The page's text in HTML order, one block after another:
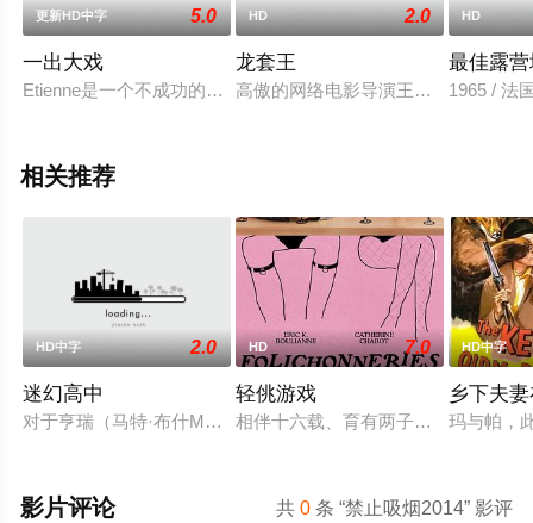
更新HD中字 5.0
一出大戏
Etienne是一个不成功的话剧导演，他在监狱组建了一支戏剧表
HD 2.0
龙套王
高傲的网络电影导演王乐为了赚钱不
HD
最佳露
1965 / 法
相关推荐
HD中字 2.0
迷幻高中
对于亨瑞（马特·布什MattBush饰）来说，生活可谓一帆风顺，
HD 7.0
轻佻游戏
相伴十六载、育有两子的弗朗索瓦
HD中字
乡下夫
玛与帕，
共0 条 “禁止吸烟2014” 影评
影片评论